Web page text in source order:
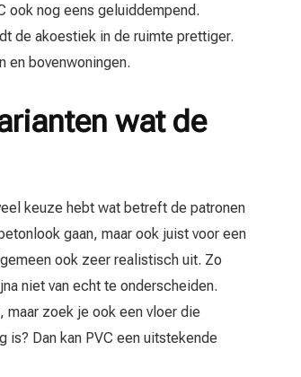
ook nog eens geluiddempend.
de akoestiek in de ruimte prettiger.
en bovenwoningen.
wat de
keuze hebt wat betreft de patronen
gaan, maar ook juist voor een
ook zeer realistisch uit. Zo
niet van echt te onderscheiden.
maar zoek je ook een vloer die
is? Dan kan PVC een uitstekende